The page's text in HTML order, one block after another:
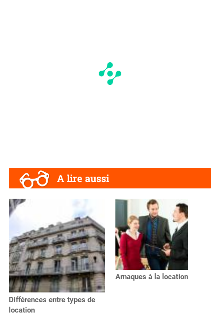
A lire aussi
Différences entre types de
location
Arnaques à la location